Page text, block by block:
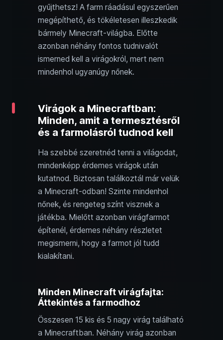
gyűjthetsz! A farm ráadásul egyszerűen
megépíthető, és tökéletesen illeszkedik
bármely Minecraft-világba. Előtte
azonban néhány fontos tudnivalót
ismerned kell a virágokról, mert nem
mindenhol ugyanúgy nőnek.
Virágok a Minecraftban:
Minden, amit a termesztésről
és a farmolásról tudnod kell
Ha szebbé szeretnéd tenni a világodat,
mindenképp érdemes virágok után
kutatnod. Biztosan találkoztál már velük
a Minecraft-odban! Szinte mindenhol
nőnek, és rengeteg színt visznek a
játékba. Mielőtt azonban virágfarmot
építenél, érdemes néhány részletet
megismerni, hogy a farmot jól tudd
kialakítani.
Minden Minecraft virágfajta:
Áttekintés a farmodhoz
Összesen 15 kis és 5 nagy virág található
a Minecraftban. Néhány virág azonban